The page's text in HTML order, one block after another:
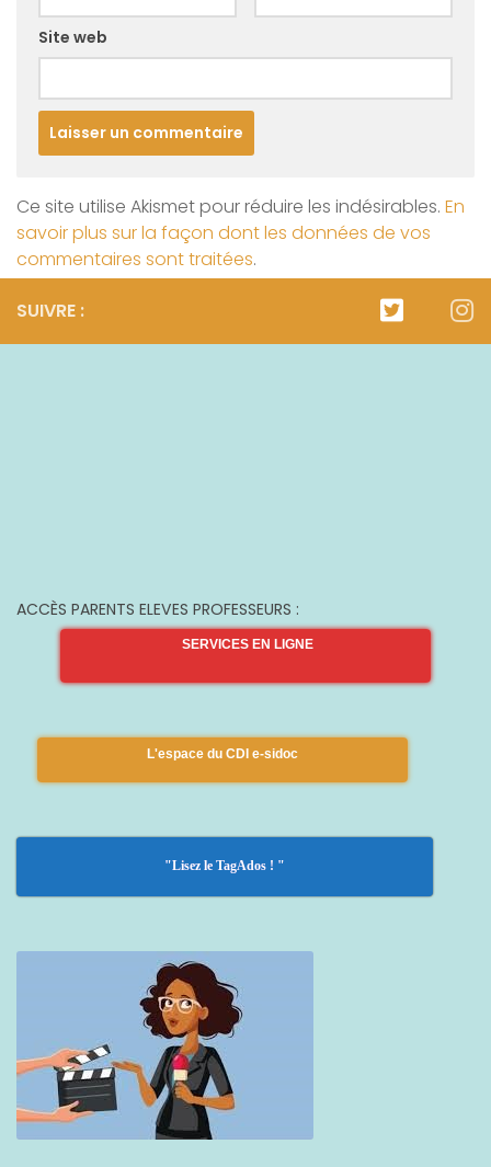
Site web
Ce site utilise Akismet pour réduire les indésirables. En
savoir plus sur la façon dont les données de vos
commentaires sont traitées.
SUIVRE :
ACCÈS PARENTS ELEVES PROFESSEURS :
SERVICES EN LIGNE
L'espace du CDI e-sidoc
"Lisez le TagAdos ! "